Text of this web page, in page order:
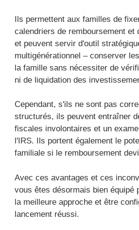
Ils permettent aux familles de
calendriers de remboursement et
et peuvent servir d'outil
multigénérationnel – conserver
la famille sans nécessiter de
ni de liquidation des
Cependant, s'ils ne sont pas
structurés, ils peuvent entraîner
fiscales involontaires et un
l'IRS. Ils portent également le
familiale si le remboursement
Avec ces avantages et ces
vous êtes désormais bien équipé
la meilleure approche et être
lancement réussi.